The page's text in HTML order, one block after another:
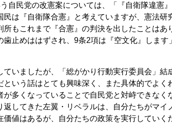
自民党の改憲案については、「『自衛隊違憲
は『自衛隊合憲』と考えていますが、憲法研
もこれまで『合憲』の判決を出したことはあ
止めははずされ、9条2項は『空文化』します」
いましたが、「総がかり行動実行委員会」結
いう話はとても興味深く、また具体的でよく
多くなっていることで自民党と対峙できなく
してきた左翼・リベラルは、自分たちがマイ
値はあるが、自分たちの政策を実行していく